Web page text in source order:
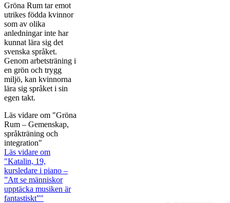
Gröna Rum tar emot
utrikes födda kvinnor
som av olika
anledningar inte har
kunnat lära sig det
svenska språket.
Genom arbetsträning i
en grön och trygg
miljö, kan kvinnorna
lära sig språket i sin
egen takt.
Läs vidare om "Gröna
Rum – Gemenskap,
språkträning och
integration"
Läs vidare om
"Katalin, 19,
kursledare i piano –
”Att se människor
upptäcka musiken är
fantastiskt”"